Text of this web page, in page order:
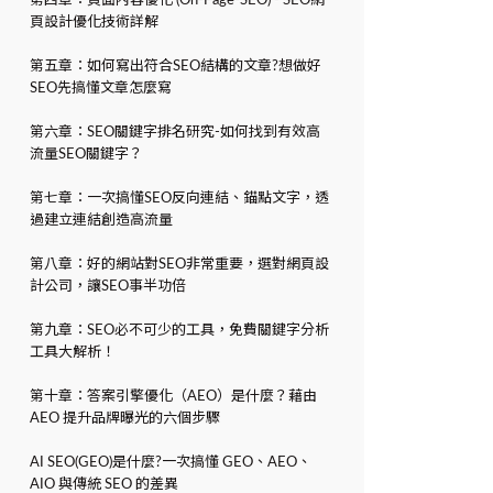
頁設計優化技術詳解
第五章：如何寫出符合SEO結構的文章?想做好
SEO先搞懂文章怎麼寫
第六章：SEO關鍵字排名研究-如何找到有效高
流量SEO關鍵字？
第七章：一次搞懂SEO反向連結、錨點文字，透
過建立連結創造高流量
第八章：好的網站對SEO非常重要，選對網頁設
計公司，讓SEO事半功倍
第九章：SEO必不可少的工具，免費關鍵字分析
工具大解析！
第十章：答案引擎優化（AEO）是什麼？藉由
AEO 提升品牌曝光的六個步驟
AI SEO(GEO)是什麼?一次搞懂 GEO、AEO、
AIO 與傳統 SEO 的差異